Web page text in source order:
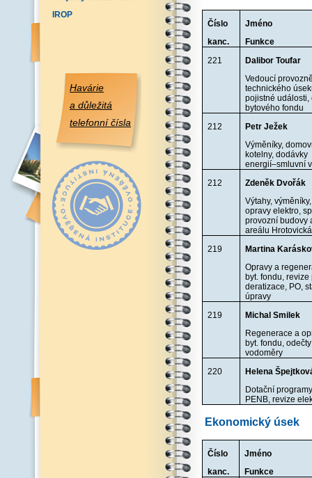
IROP
Havárie
a důležitá
telefonní čísla
Číslo
kanc.
Jméno
Funkce
221
Dalibor Toufar
Vedoucí
technického
pojistné události,
bytového fondu
212
Petr Ježek
Výměníky,
kotelny, dodávky
energií–smluvní
212
Zdeněk Dvořák
Výtahy, výměníky,
opravy elektro,
provozní budovy
areálu Hrotovická
219
Martina
Opravy a
byt. fondu, revize
deratizace, PO,
úpravy
219
Michal Smilek
Regenerace a
byt. fondu,
vodoměry
220
Helena
Dotační
PENB, revize
Ekonomický úsek
Číslo
kanc.
Jméno
Funkce